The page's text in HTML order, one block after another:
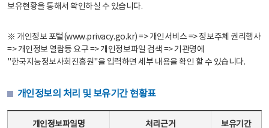
보유현황을 통해서 확인하실 수 있습니다.
※ 개인정보 포털(www.privacy.go.kr) => 개인서비스 => 정보주체 권리행사
=> 개인정보 열람등 요구 => 개인정보파일 검색 => 기관명에
"한국지능정보사회진흥원"을 입력하면 세부 내용을 확인 할 수 있습니다.
개인정보의 처리 및 보유기간 현황표
개인정보파일명 처리근거 보유기간